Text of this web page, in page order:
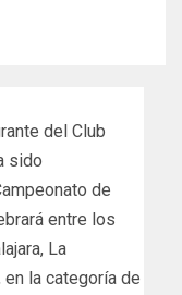
del Club
sido
de
entre los
La
la categoría de